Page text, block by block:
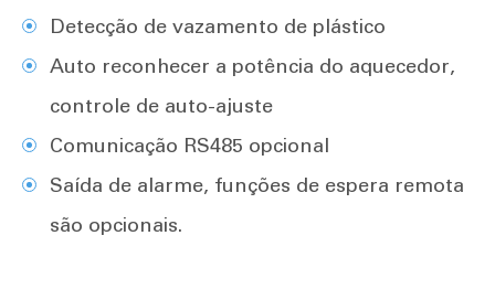
Detecção de vazamento de plástico
Auto reconhecer a potência do aquecedor,
controle de auto-ajuste
Comunicação RS485 opcional
Saída de alarme, funções de espera remota
são opcionais.